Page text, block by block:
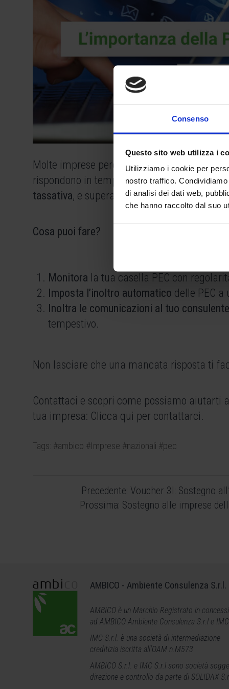
Consenso
Questo sito web utilizza i
Utilizziamo i cookie per
nostro traffico.
di analisi dei dati web,
che hanno raccolto dal suo
Molte imprese perdonoimportanti
rispondono in tempo alle comunicazioni via
tassativa, e superare il termine significa
Cosa puoi fare?
Monitora la tua casella PEC con
Imposta l’inoltro automatico delle PEC
Inoltra le comunicazioni al tuo consulente
tempestivo.
Non lasciare che una mancata risposta ti
Contattaci e scopri come possiamo
tua impresa: Clicca qui per contattarci.
Tags: #ambico #Imprese #nazionali #pec
NavigazionePrecedente: Voucher 3I: Sostegno
Prossima: Sostegno alle imprese
AMBICO - Ambiente Consulenza S.r.l.
AMBICO è un Marchio Registrato in
ad AMBICO Ambiente Consulenza S.r.l e
IMC S.r.l. è una società di intermediazione
creditizia iscritta all'OAM n.M573
AMBICO S.r.l. e IMC S.r.l sono società
direzione e controllo da parte di SOLIDAX